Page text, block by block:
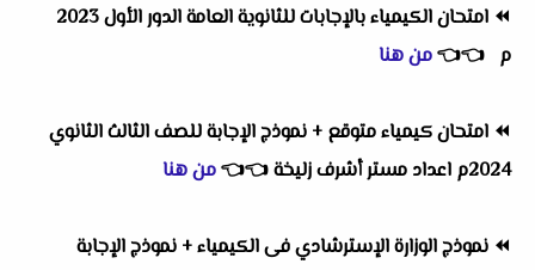
⏪
امتحان الكيمياء بالإجابات للثانوية العامة الدور الأول 2023
م 👈
👈من هنا
⏪ امتحان كيمياء متوقع + نموذج الإجابة للصف الثالث الثانوي
2024م اعداد مستر أشرف زليخة
👈
👈من هنا
⏪ نموذج الوزارة الإسترشادي فى الكيمياء + نموذج الإجابة